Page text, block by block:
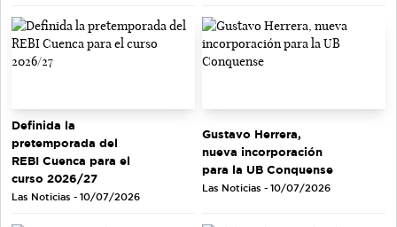
Definida la
pretemporada del
REBI Cuenca para el
curso 2026/27
Las Noticias - 10/07/2026
Gustavo Herrera,
nueva incorporación
para la UB Conquense
Las Noticias - 10/07/2026